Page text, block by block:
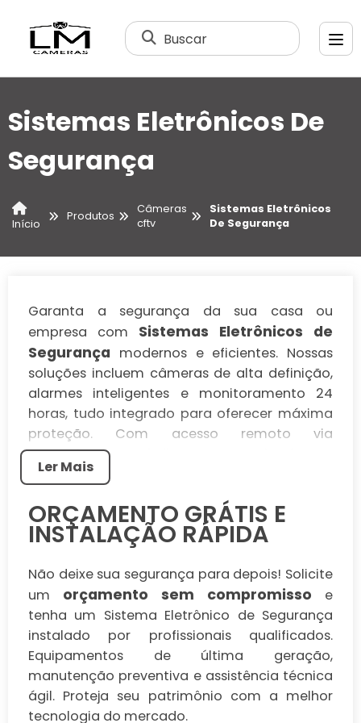
Buscar
Sistemas Eletrônicos De
Segurança
Início
Produtos
Câmeras
cftv
Sistemas Eletrônicos
De Segurança
Garanta a segurança da sua casa ou
empresa com Sistemas Eletrônicos de
Segurança modernos e eficientes. Nossas
soluções incluem câmeras de alta definição,
alarmes inteligentes e monitoramento 24
horas, tudo integrado para oferecer máxima
proteção. Com acesso remoto via
smartphone, você fica no controle de sua
segurança a qualquer momento e de
SOLUÇÕES
PERSONALIZADAS PARA
CADA NECESSIDADE
Oferecemos sistemas sob medida, desde
projetos residenciais até grandes coberturas
empresariais, com tecnologias como
reconhecimento facial, sensores de
movimento e gravação em nuvem. Nossos
especialistas realizam uma avaliação
Ler Mais
ORÇAMENTO GRÁTIS E
INSTALAÇÃO RÁPIDA
Não deixe sua segurança para depois! Solicite
um orçamento sem compromisso e
tenha um Sistema Eletrônico de Segurança
instalado por profissionais qualificados.
Equipamentos de última geração,
manutenção preventiva e assistência técnica
ágil. Proteja seu patrimônio com a melhor
tecnologia do mercado.